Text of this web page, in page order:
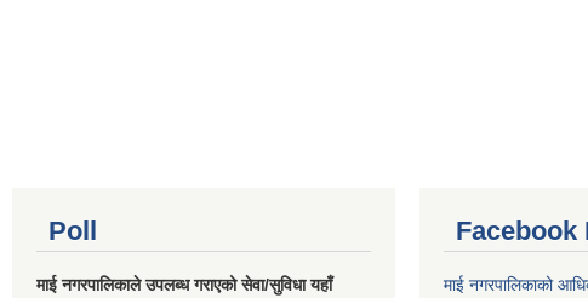
Poll
माई नगरपालिकाले उपलब्ध गराएको सेवा/सुविधा यहाँ
Facebook
माई नगरपालिकाको